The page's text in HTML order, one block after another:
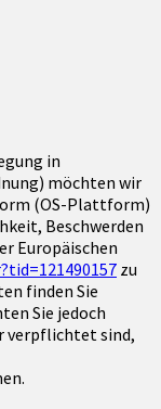
in
möchten wir
(OS-Plattform)
Beschwerden
Europäischen
zu
finden Sie
Sie jedoch
verpflichtet sind,